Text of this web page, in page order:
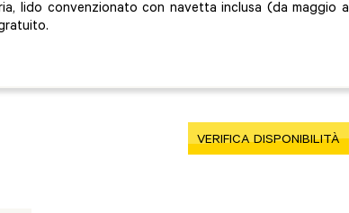
lido convenzionato con navetta inclusa (da maggio a
VERIFICA DISPONIBILITÀ